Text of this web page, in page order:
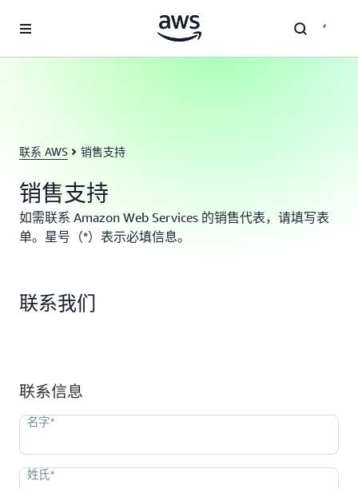
联系 AWS 销售支持
销售支持
如需联系 Amazon Web Services 的销售代表，请填写表
单。星号（*）表示必填信息。
联系我们
联系信息